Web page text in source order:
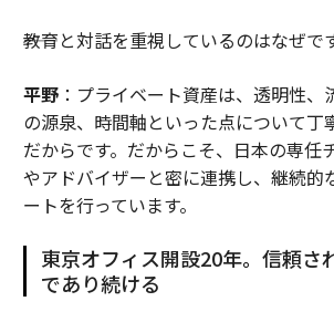
――教育と対話を重視しているのはなぜで
平野：プライベート資産は、透明性、
の源泉、時間軸といった点について丁
だからです。だからこそ、日本の専任
やアドバイザーと密に連携し、継続的
ートを行っています。
東京オフィス開設20年。信頼さ
であり続ける